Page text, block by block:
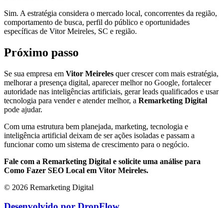
Sim. A estratégia considera o mercado local, concorrentes da região,
comportamento de busca, perfil do público e oportunidades
específicas de Vitor Meireles, SC e região.
Próximo passo
Se sua empresa em Vitor Meireles quer crescer com mais estratégia,
melhorar a presença digital, aparecer melhor no Google, fortalecer
autoridade nas inteligências artificiais, gerar leads qualificados e usar
tecnologia para vender e atender melhor, a Remarketing Digital
pode ajudar.
Com uma estrutura bem planejada, marketing, tecnologia e
inteligência artificial deixam de ser ações isoladas e passam a
funcionar como um sistema de crescimento para o negócio.
Fale com a Remarketing Digital e solicite uma análise para
Como Fazer SEO Local em Vitor Meireles.
© 2026 Remarketing Digital